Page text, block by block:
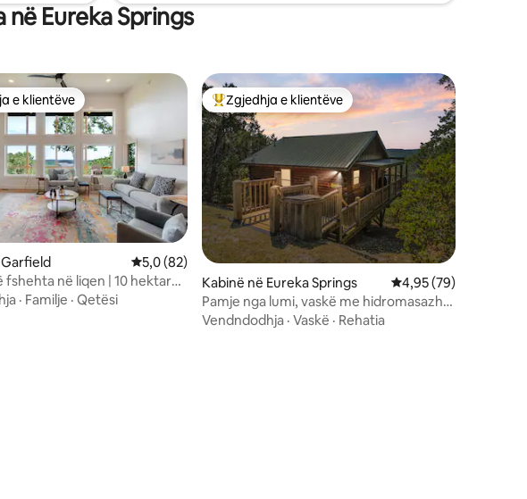
Eureka Springs
5, 94 vlerësime
e zgjedhjeve të klientëve
e klientëve
Vlerësimi mesatar 5,0 nga 5, 82 vlerësime
5,0 (82)
fshehta në liqen | 10 hektarë |
· Familje · Qetësi
Më të mirat e zgjedhjeve të klientëve
Zgjedhja e klientëve
Kabinë në Eureka Springs Vlerësimi mesatar
4,95 (79)
Pamje nga lumi, vaskë me hidromasazh,
krevat dopio "king"
Vendndodhja · Vaskë · Rehatia